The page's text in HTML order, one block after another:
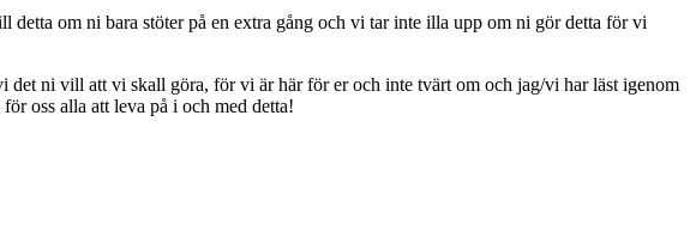
om ni bara stöter på en extra gång och vi tar inte illa upp om ni gör detta för vi
det ni vill att vi skall göra, för vi är här för er och inte tvärt om och jag/vi har läst igenom
oss alla att leva på i och med detta!